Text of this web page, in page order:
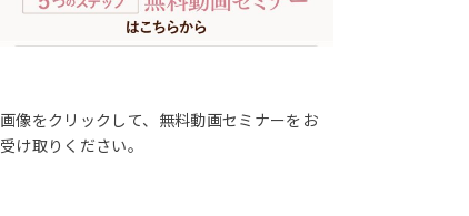
画像をクリックして、無料動画セミナーをお
受け取りください。